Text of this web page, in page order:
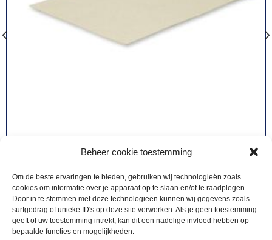
Beheer cookie toestemming
Om de beste ervaringen te bieden, gebruiken wij technologieën zoals
cookies om informatie over je apparaat op te slaan en/of te raadplegen.
Door in te stemmen met deze technologieën kunnen wij gegevens zoals
surfgedrag of unieke ID's op deze site verwerken. Als je geen toestemming
geeft of uw toestemming intrekt, kan dit een nadelige invloed hebben op
bepaalde functies en mogelijkheden.
VLOEREN & LOPERS
Offerte aanvragen